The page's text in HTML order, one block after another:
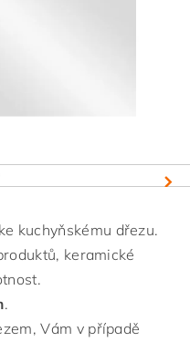
ke kuchyňskému dřezu.
keramické
.
Vám v případě